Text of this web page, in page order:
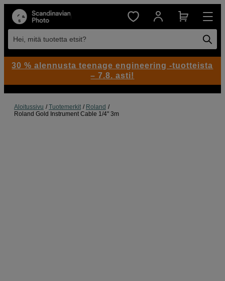
Hei, mitä tuotetta etsit?
Aloitussivu Tuotemerkit
Roland
Roland Gold Instrument Cable 1/4" 3m
30 % alennusta teenage engineering -tuotteista
– 7.8. asti!